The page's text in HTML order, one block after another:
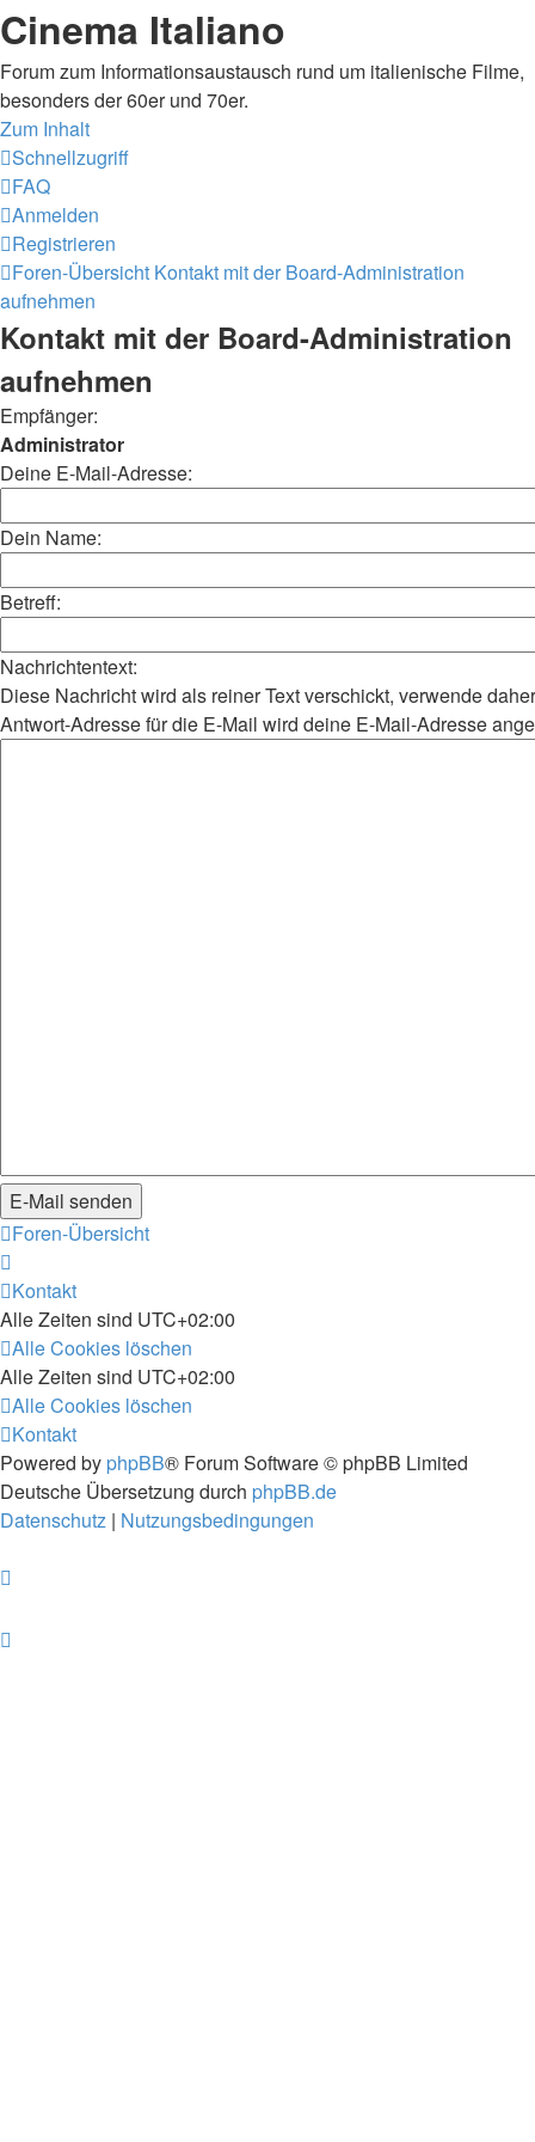
Cinema Italiano
Forum zum Informationsaustausch rund um italienische Filme,
besonders der 60er und 70er.
Zum Inhalt
Schnellzugriff
FAQ
Anmelden
Registrieren
Foren-Übersicht Kontakt mit der Board-Administration
aufnehmen
Kontakt mit der Board-Administration
aufnehmen
Empfänger:
Administrator
Deine E-Mail-Adresse:
Dein Name:
Betreff:
Nachrichtentext:
Diese Nachricht wird als reiner Text verschickt, verwende
Antwort-Adresse für die E-Mail wird deine E-Mail-Adresse
Foren-Übersicht
Kontakt
Alle Zeiten sind UTC+02:00
Alle Cookies löschen
Alle Zeiten sind UTC+02:00
Alle Cookies löschen
Kontakt
Powered by phpBB® Forum Software © phpBB Limited
Deutsche Übersetzung durch phpBB.de
Datenschutz | Nutzungsbedingungen